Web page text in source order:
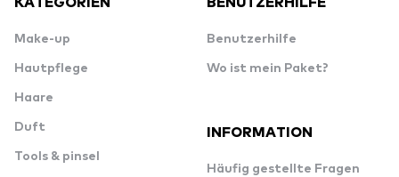
Make-up
Hautpflege
Haare
Duft
Tools & pinsel
Benutzerhilfe
Wo ist mein Paket?
INFORMATION
Häufig gestellte Fragen